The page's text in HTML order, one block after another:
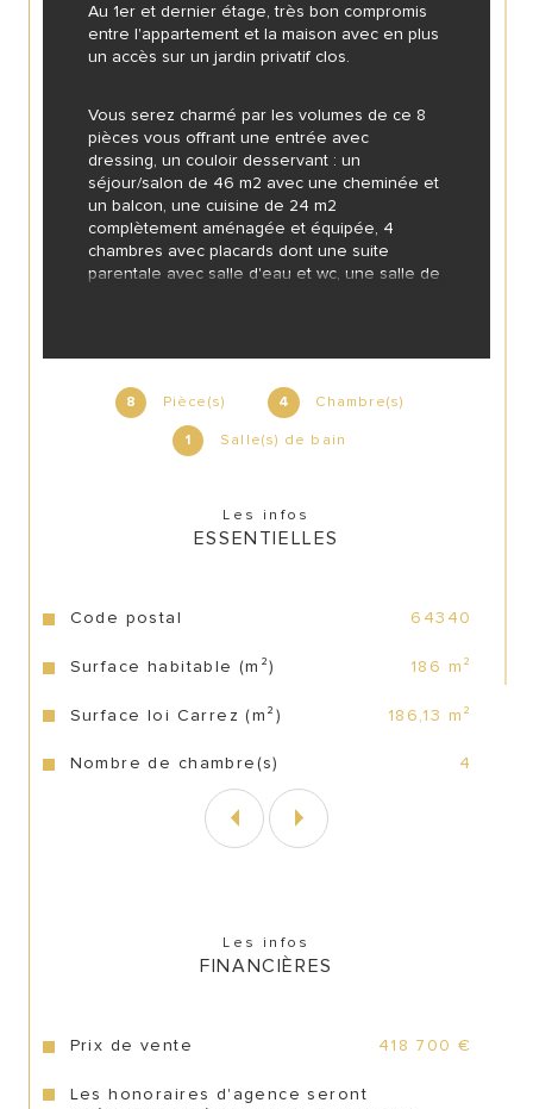
8 Pièce(s) 4 Chambre(s)
1 Salle(s) de bain
Les infos
ESSENTIELLES
Caractéristiques Valeurs
Code postal 64340
Surface habitable (m²) 186 m²
Surface loi Carrez (m²) 186,13 m²
Nombre de chambre(s) 4
Au 1er et dernier étage, très bon compromis
entre l'appartement et la maison avec en plus
un accès sur un jardin privatif clos.
Vous serez charmé par les volumes de ce 8
pièces vous offrant une entrée avec
dressing, un couloir desservant : un
séjour/salon de 46 m2 avec une cheminée et
un balcon, une cuisine de 24 m2
complètement aménagée et équipée, 4
chambres avec placards dont une suite
parentale avec salle d'eau et wc, une salle de
Mais aussi : un abri voitures, un stationnement
et un cellier.
Une visite, un coup de coeur assuré.
Les infos
FINANCIÈRES
Prix de vente 418 700 €
Les honoraires d'agence seront